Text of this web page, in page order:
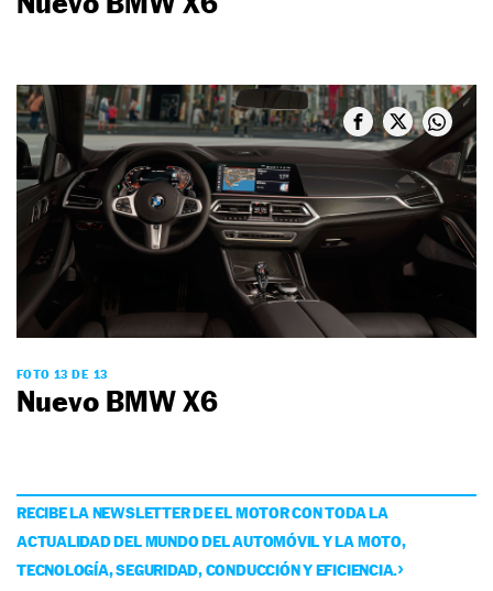
FOTO 13 DE 13
Nuevo BMW X6
RECIBE LA NEWSLETTER DE EL MOTOR CON TODA LA
ACTUALIDAD DEL MUNDO DEL AUTOMÓVIL Y LA MOTO,
TECNOLOGÍA, SEGURIDAD, CONDUCCIÓN Y EFICIENCIA.